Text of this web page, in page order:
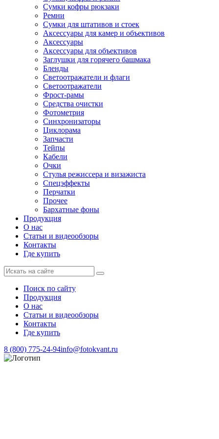
Сумки кофры рюкзаки
Ремни
Сумки для штативов и стоек
Аксессуары для камер и объективов
Аксессуары
Аксессуары для объективов
Заглушки для горячего башмака
Бленды
Светоотражатели и флаги
Светоотражатели
Фрост-рамы
Средства очистки
Фотометрия
Синхронизаторы
Циклорама
Запчасти
Тейпы
Кабели
Очки
Стулья режиссера и визажиста
Спецэффекты
Перчатки
Прочее
Бархатные фоны
Продукция
О нас
Статьи и видеообзоры
Контакты
Где купить
Поиск по сайту
Продукция
О нас
Статьи и видеообзоры
Контакты
Где купить
8 (800) 775-24-94info@fotokvant.ru